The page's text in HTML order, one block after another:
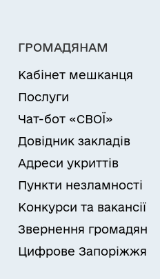
ГРОМАДЯНАМ
Кабінет мешканця
Послуги
Чат-бот «СВОЇ»
Довідник закладів
Адреси укриттів
Пункти незламності
Конкурси та вакансії
Звернення громадян
Цифрове Запоріжжя